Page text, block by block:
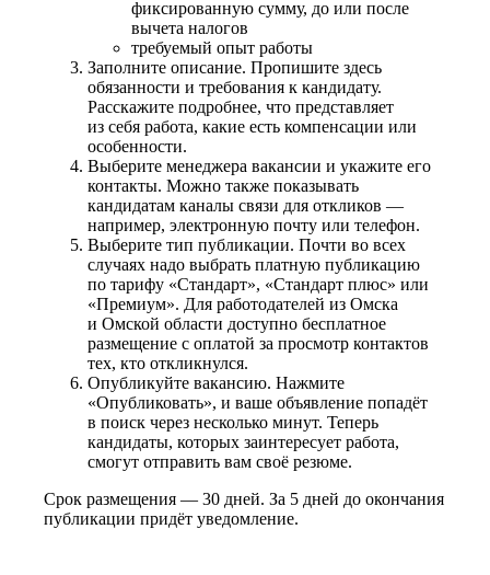
фиксированную сумму, до или после
вычета налогов
требуемый опыт работы
Заполните описание. Пропишите здесь
обязанности и требования к кандидату.
Расскажите подробнее, что представляет
из себя работа, какие есть компенсации или
особенности.
Выберите менеджера вакансии и укажите его
контакты. Можно также показывать
кандидатам каналы связи для откликов —
например, электронную почту или телефон.
Выберите тип публикации. Почти во всех
случаях надо выбрать платную публикацию
по тарифу «Стандарт», «Стандарт плюс» или
«Премиум». Для работодателей из Омска
и Омской области доступно бесплатное
размещение с оплатой за просмотр контактов
тех, кто откликнулся.
Опубликуйте вакансию. Нажмите
«Опубликовать», и ваше объявление попадёт
в поиск через несколько минут. Теперь
кандидаты, которых заинтересует работа,
смогут отправить вам своё резюме.
Срок размещения — 30 дней. За 5 дней до окончания
публикации придёт уведомление.